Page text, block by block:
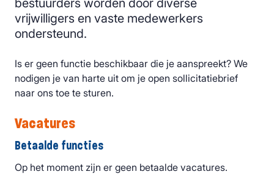
bestuurders worden door diverse
vrijwilligers en vaste medewerkers
ondersteund.
Is er geen functie beschikbaar die je aanspreekt? We
nodigen je van harte uit om je open sollicitatiebrief
naar ons toe te sturen.
Vacatures
Betaalde functies
Op het moment zijn er geen betaalde vacatures.